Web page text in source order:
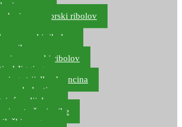
za more
za morski ribolov
za more
za morski ribolov
prihrana za more
za morski ribolov
Jigging
strijelke, brancina
za bolentino
odijela
za traženje ribe
program